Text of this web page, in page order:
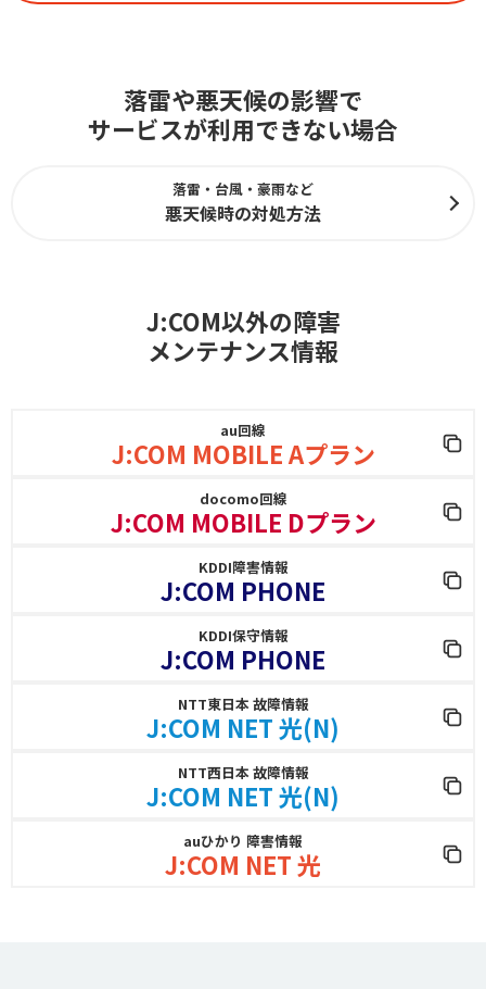
落雷や悪天候の影響で
サービスが利用できない場合
落雷・台風・豪雨など
悪天候時の対処方法
J:COM以外の障害
メンテナンス情報
au回線
J:COM MOBILE Aプラン
docomo回線
J:COM MOBILE Dプラン
KDDI障害情報
J:COM PHONE
KDDI保守情報
J:COM PHONE
NTT東日本 故障情報
J:COM NET 光(N)
NTT西日本 故障情報
J:COM NET 光(N)
auひかり 障害情報
J:COM NET 光